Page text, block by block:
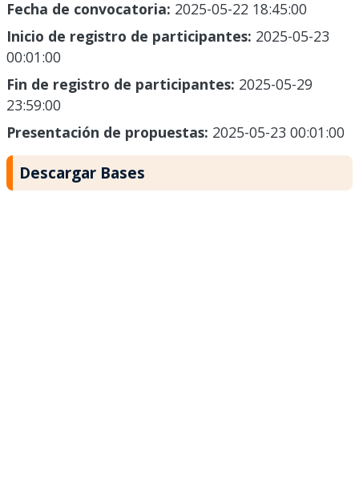
Fecha de convocatoria: 2025-05-22 18:45:00
Inicio de registro de participantes: 2025-05-23
00:01:00
Fin de registro de participantes: 2025-05-29
23:59:00
Presentación de propuestas: 2025-05-23 00:01:00
Descargar Bases